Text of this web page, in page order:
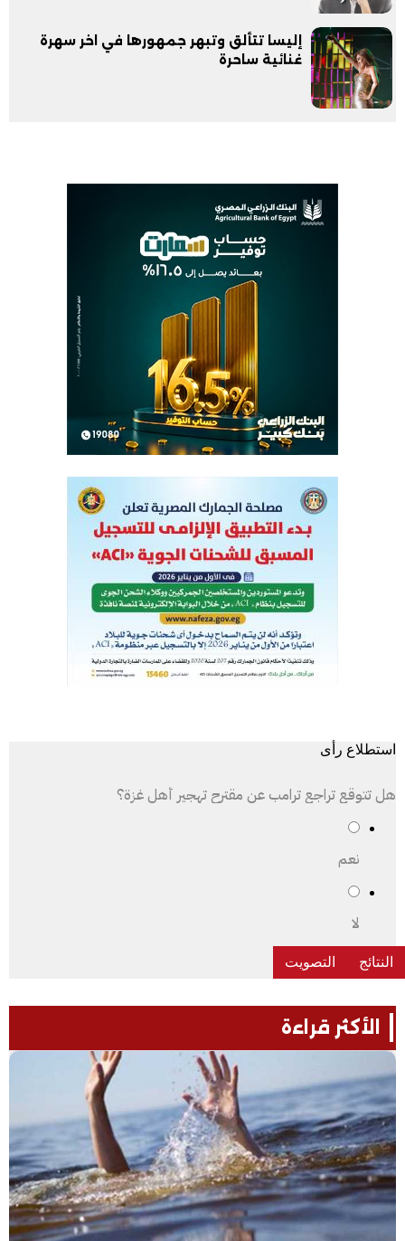
إليسا تتألق وتبهر جمهورها في اخر سهرة
غنائية ساحرة
استطلاع رأى
هل تتوقع تراجع ترامب عن مقترح تهجير أهل غزة؟
نعم
لا
الأكثر قراءة